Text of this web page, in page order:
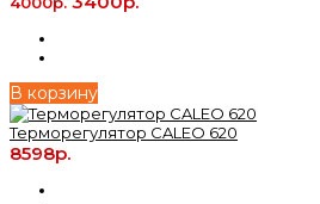
В корзину
Терморегулятор CALEO 620
8598р.